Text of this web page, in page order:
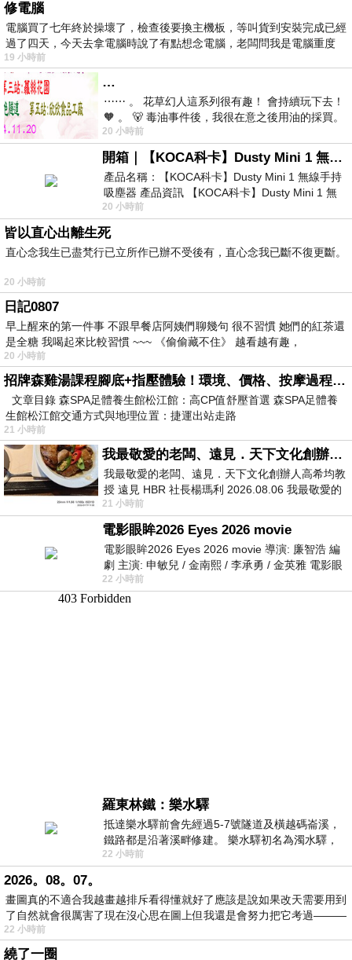
修電腦
電腦買了七年終於操壞了，檢查後要換主機板，等叫貨到安裝完成已經
過了四天，今天去拿電腦時說了有點想念電腦，老闆問我是電腦重度
19 小時前
…
⋯⋯ 。 花草幻人這系列很有趣！ 會持續玩下去！
🧡 。 🐻 毒油事件後，我很在意之後用油的採買。
前天購買了我之前就很愛
20 小時前
開箱｜【KOCA科卡】Dusty Mini 1 無線手持吸塵器
產品名稱：【KOCA科卡】Dusty Mini 1 無線手持
吸塵器 產品資訊 【KOCA科卡】Dusty Mini 1 無
線手持吸塵器評語： 能吸、能吹兼具兩
20 小時前
皆以直心出離生死
直心念我生已盡梵行已立所作已辦不受後有，直心念我已斷不復更斷。
20 小時前
日記0807
早上醒來的第一件事 不跟早餐店阿姨們聊幾句 很不習慣 她們的紅茶還
是全糖 我喝起來比較習慣 ~~~ 《偷偷藏不住》 越看越有趣，
20 小時前
招牌森雞湯課程腳底+指壓體驗！環境、價格、按摩過程全紀錄，森SPA足體養生館松江館最新價格表
文章目錄 森SPA足體養生館松江館：高CP值舒壓首選 森SPA足體養
生館松江館交通方式與地理位置：捷運出站走路
21 小時前
我最敬愛的老闆、遠見．天下文化創辦人高希均教授
我最敬愛的老闆、遠見．天下文化創辦人高希均教
授 遠見 HBR 社長楊瑪利 2026.08.06 我最敬愛的
老闆、遠見．天下文化創辦人高希均教
21 小時前
電影眼眸2026 Eyes 2026 movie
電影眼眸2026 Eyes 2026 movie 導演: 廉智浩 編
劇 主演: 申敏兒 / 金南熙 / 李承勇 / 金英雅 電影眼
眸2026描述攝影師徐珍因遺
22 小時前
羅東林鐵：樂水驛
抵達樂水驛前會先經過5-7號隧道及橫越碼崙溪，
鐵路都是沿著溪畔修建。 樂水驛初名為濁水驛，
但因與臺鐵集集線車站同名，於1953
22 小時前
2026。08。07。
畫圖真的不適合我越畫越排斥看得懂就好了應該是說如果改天需要用到
了自然就會很厲害了現在沒心思在圖上但我還是會努力把它考過———
22 小時前
繞了一圈